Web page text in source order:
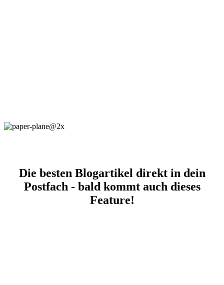
Die besten Blogartikel direkt in dein
Postfach - bald kommt auch dieses
Feature!